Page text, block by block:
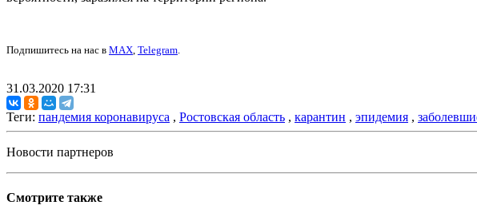
Подпишитесь на нас в MAX, Telegram.
31.03.2020 17:31
Теги: пандемия коронавируса , Ростовская область , карантин , эпидемия ,
Новости партнеров
Смотрите также